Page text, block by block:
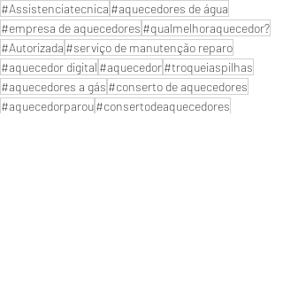
#Assistenciatecnica #aquecedores de água
#empresa de aquecedores #qualmelhoraquecedor?
#Autorizada #serviço de manutenção reparo
#aquecedor digital #aquecedor#troqueiaspilhas
#aquecedores a gás #conserto de aquecedores
#aquecedorparou#consertodeaquecedores